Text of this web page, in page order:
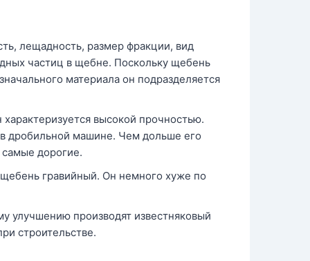
лещадность, размер фракции, вид
частиц в щебне. Поскольку щебень
материала он подразделяется
высокой прочностью.
дробильной машине. Чем дольше его
дорогие.
гравийный. Он немного хуже по
улучшению производят известняковый
строительстве.